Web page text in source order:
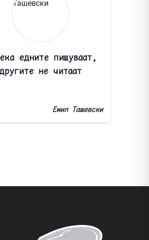
едните пишуваат,
не читаат
Емил Ташевски